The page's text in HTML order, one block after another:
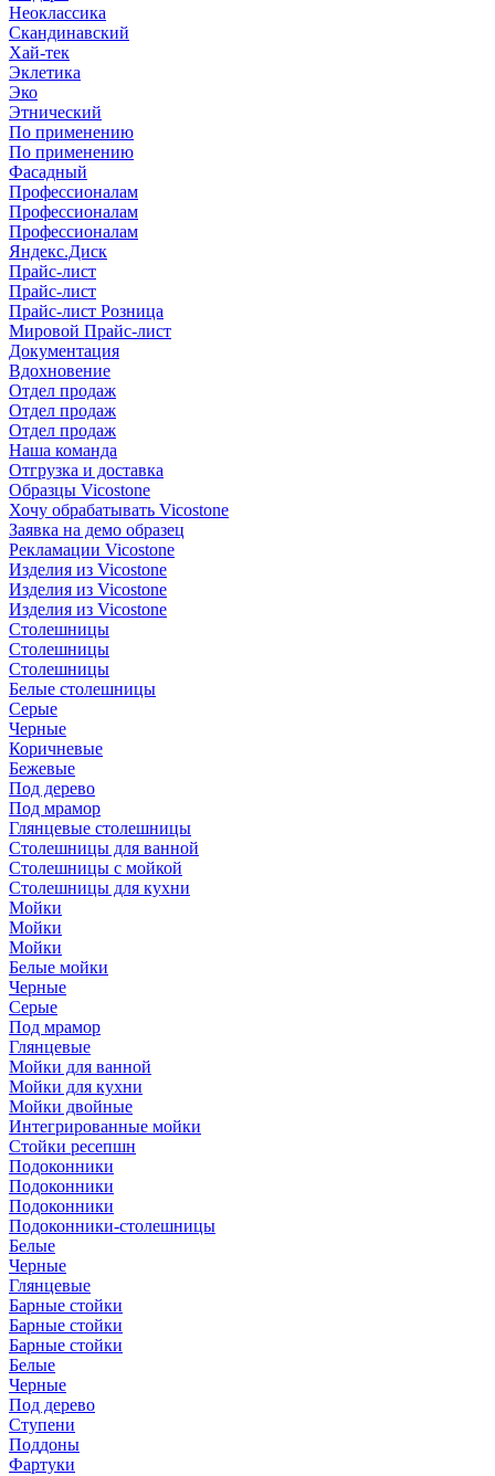
Неоклассика
Скандинавский
Хай-тек
Эклетика
Эко
Этнический
По применению
По применению
Фасадный
Профессионалам
Профессионалам
Профессионалам
Яндекс.Диск
Прайс-лист
Прайс-лист
Прайс-лист Розница
Мировой Прайс-лист
Документация
Вдохновение
Отдел продаж
Отдел продаж
Отдел продаж
Наша команда
Отгрузка и доставка
Образцы Vicostone
Хочу обрабатывать Vicostone
Заявка на демо образец
Рекламации Vicostone
Изделия из Vicostone
Изделия из Vicostone
Изделия из Vicostone
Столешницы
Столешницы
Столешницы
Белые столешницы
Серые
Черные
Коричневые
Бежевые
Под дерево
Под мрамор
Глянцевые столешницы
Столешницы для ванной
Столешницы с мойкой
Столешницы для кухни
Мойки
Мойки
Мойки
Белые мойки
Черные
Серые
Под мрамор
Глянцевые
Мойки для ванной
Мойки для кухни
Мойки двойные
Интегрированные мойки
Стойки ресепшн
Подоконники
Подоконники
Подоконники
Подоконники-столешницы
Белые
Черные
Глянцевые
Барные стойки
Барные стойки
Барные стойки
Белые
Черные
Под дерево
Ступени
Поддоны
Фартуки